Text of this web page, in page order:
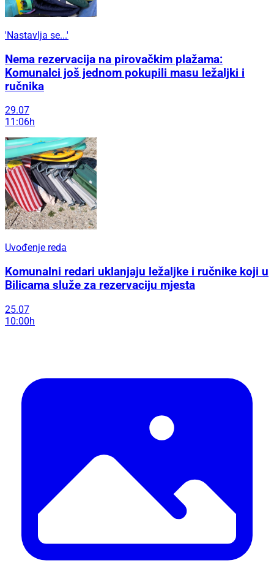
'Nastavlja se...'
Nema rezervacija na pirovačkim plažama:
Komunalci još jednom pokupili masu ležaljki i
ručnika
29.07
11:06h
Uvođenje reda
Komunalni redari uklanjaju ležaljke i ručnike koji u
Bilicama služe za rezervaciju mjesta
25.07
10:00h